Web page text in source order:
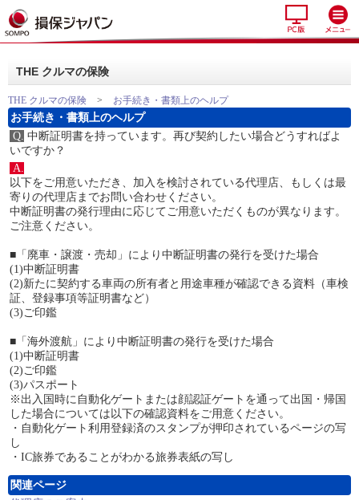
THE クルマの保険
THE クルマの保険 > お手続き・書類上のヘルプ
お手続き・書類上のヘルプ
Q. 中断証明書を持っています。再び契約したい場合どうすればよ
いですか？
A.
以下をご用意いただき、加入を検討されている代理店、もしくは最
寄りの代理店までお問い合わせください。
中断証明書の発行理由に応じてご用意いただくものが異なります。
ご注意ください。
■「廃車・譲渡・売却」により中断証明書の発行を受けた場合
(1)中断証明書
(2)新たに契約する車両の所有者と用途車種が確認できる資料（車検
証、登録事項等証明書など）
(3)ご印鑑
■「海外渡航」により中断証明書の発行を受けた場合
(1)中断証明書
(2)ご印鑑
(3)パスポート
※出入国時に自動化ゲートまたは顔認証ゲートを通って出国・帰国
した場合については以下の確認資料をご用意ください。
・自動化ゲート利用登録済のスタンプが押印されているページの写
し
・IC旅券であることがわかる旅券表紙の写し
関連ページ